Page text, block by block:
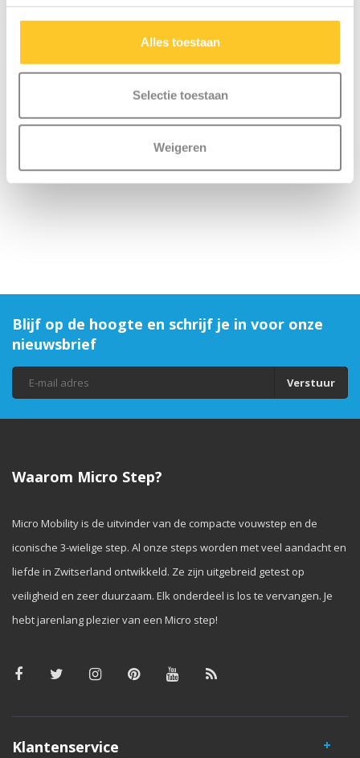
Alles toestaan
Selectie toestaan
Weigeren
Micro LED magneet
Tube LED lamp
Blijf op de hoogte en schrijf je in voor onze
nieuwsbrief
Verstuur
Waarom Micro Step?
Micro Mobility is de uitvinder van de compacte vouwstep en de
iconische 3-wielige step. Al onze steps worden met veel aandacht en
liefde in Zwitserland ontwikkeld. Ze zijn uitgebreid getest op
veiligheid en zeer duurzaam. Elk onderdeel is los te vervangen. Je
hebt jarenlang plezier van een Micro step!
Klantenservice